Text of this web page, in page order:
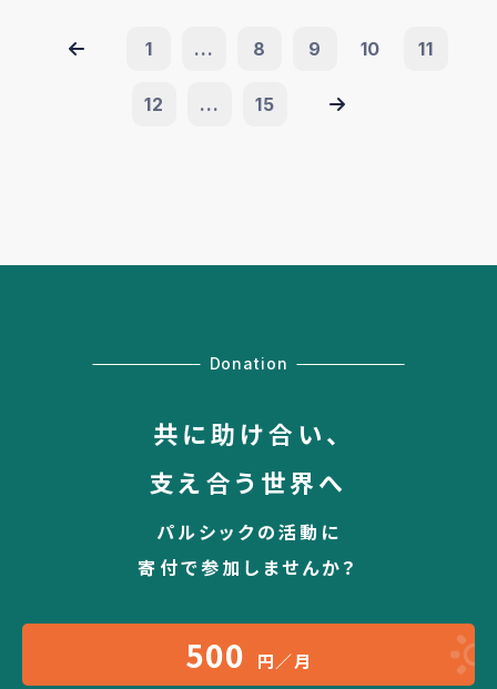
1 ... 8 9 10 11
12 ... 15
Donation
共に助け合い、
支え合う世界へ
パルシックの活動に
寄付で参加しませんか？
500 円／月